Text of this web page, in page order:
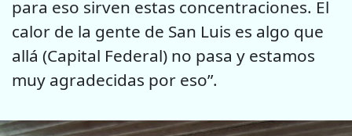
para eso sirven estas concentraciones. El
calor de la gente de San Luis es algo que
allá (Capital Federal) no pasa y estamos
muy agradecidas por eso”.